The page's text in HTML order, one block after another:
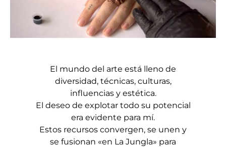
El mundo del arte está lleno de
diversidad, técnicas, culturas,
influencias y estética.
​El deseo de explotar todo su potencial
era evidente para mí.
Estos recursos convergen, se unen y
se fusionan «en La Jungla» para